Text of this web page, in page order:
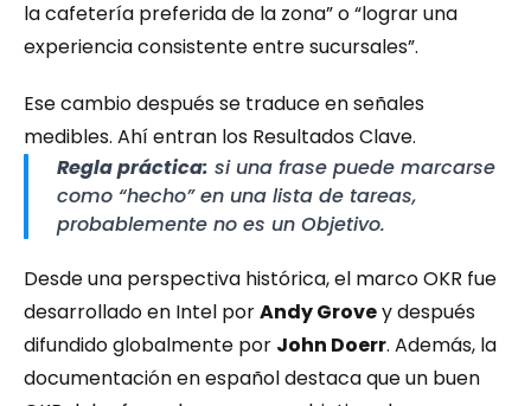
la cafetería preferida de la zona” o “lograr una
experiencia consistente entre sucursales”.
Ese cambio después se traduce en señales
medibles. Ahí entran los Resultados Clave.
Regla práctica: si una frase puede marcarse
como “hecho” en una lista de tareas,
probablemente no es un Objetivo.
Desde una perspectiva histórica, el marco OKR fue
desarrollado en Intel por Andy Grove y después
difundido globalmente por John Doerr. Además, la
documentación en español destaca que un buen